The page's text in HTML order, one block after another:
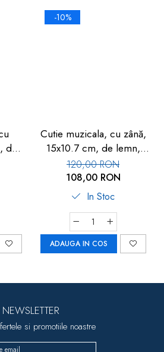
de
-10%
Cutie muzicala, cu zână,
15x10.7 cm, de lemn,
Goki
120,00 RON
108,00 RON
In Stoc
ADAUGA IN COS
NEWSLETTER
si promotiile noastre